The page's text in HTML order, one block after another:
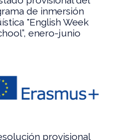
de inmersión
"English Week
enero-junio
provisional